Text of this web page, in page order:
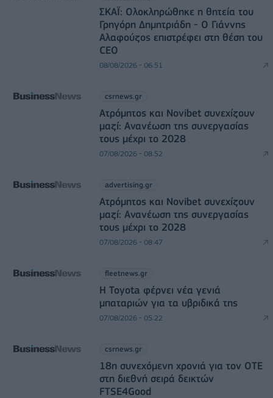
ΣΚΑΪ: Ολοκληρώθηκε η θητεία του
Γρηγόρη Δημητριάδη - Ο Γιάννης
Αλαφούζος επιστρέφει στη θέση του
CEO
08/08/2026 - 06:51
csrnews.gr
Ατρόμητος και Novibet συνεχίζουν
μαζί: Ανανέωση της συνεργασίας
τους μέχρι το 2028
07/08/2026 - 08:52
advertising.gr
Ατρόμητος και Novibet συνεχίζουν
μαζί: Ανανέωση της συνεργασίας
τους μέχρι το 2028
07/08/2026 - 08:47
fleetnews.gr
Η Toyota φέρνει νέα γενιά
μπαταριών για τα υβριδικά της
07/08/2026 - 05:22
csrnews.gr
18η συνεχόμενη χρονιά για τον ΟΤΕ
στη διεθνή σειρά δεικτών
FTSE4Good